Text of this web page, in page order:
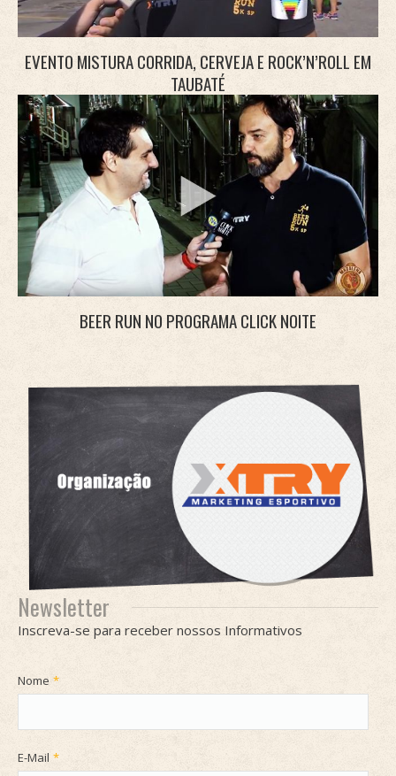
EVENTO MISTURA CORRIDA, CERVEJA E ROCK’N’ROLL EM
TAUBATÉ
BEER RUN NO PROGRAMA CLICK NOITE
Newsletter
Inscreva-se para receber nossos Informativos
Nome *
E-Mail *